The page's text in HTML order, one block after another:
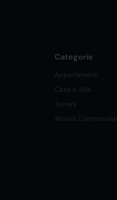
Categorie
Appartamenti
Case e Ville
Terreni
Attività Commerciali